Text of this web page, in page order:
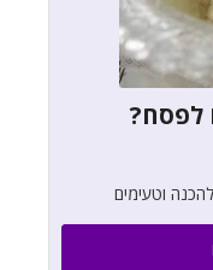
לפסח?
וטעימים